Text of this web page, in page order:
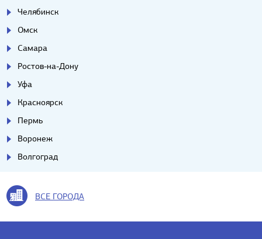
Челябинск
Омск
Самара
Ростов-на-Дону
Уфа
Красноярск
Пермь
Воронеж
Волгоград
ВСЕ ГОРОДА